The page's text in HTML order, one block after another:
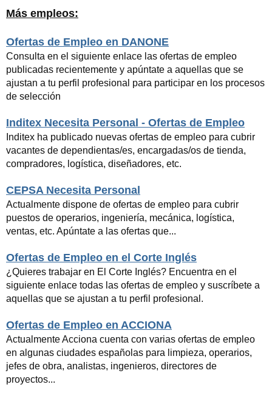
Más empleos:
Ofertas de Empleo en DANONE
Consulta en el siguiente enlace las ofertas de empleo
publicadas recientemente y apúntate a aquellas que se
ajustan a tu perfil profesional para participar en los procesos
de selección
Inditex Necesita Personal - Ofertas de Empleo
Inditex ha publicado nuevas ofertas de empleo para cubrir
vacantes de dependientas/es, encargadas/os de tienda,
compradores, logística, diseñadores, etc.
CEPSA Necesita Personal
Actualmente dispone de ofertas de empleo para cubrir
puestos de operarios, ingeniería, mecánica, logística,
ventas, etc. Apúntate a las ofertas que...
Ofertas de Empleo en el Corte Inglés
¿Quieres trabajar en El Corte Inglés? Encuentra en el
siguiente enlace todas las ofertas de empleo y suscríbete a
aquellas que se ajustan a tu perfil profesional.
Ofertas de Empleo en ACCIONA
Actualmente Acciona cuenta con varias ofertas de empleo
en algunas ciudades españolas para limpieza, operarios,
jefes de obra, analistas, ingenieros, directores de
proyectos...